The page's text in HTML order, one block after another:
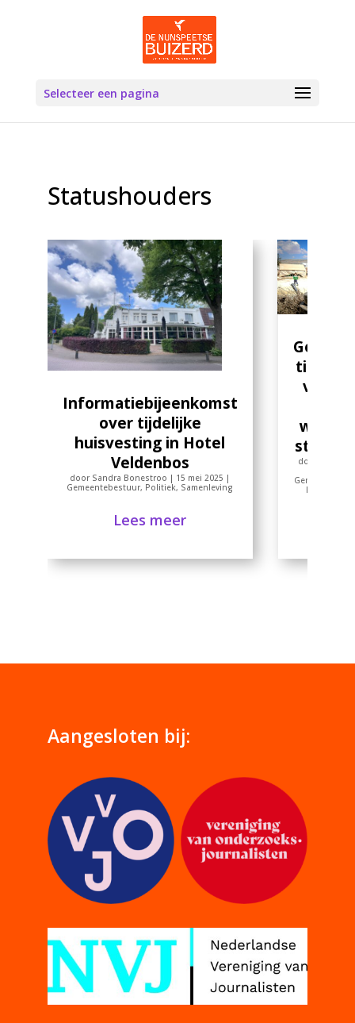
Selecteer een pagina
Statushouders
Informatiebijeenkomst
over tijdelijke
huisvesting in Hotel
Veldenbos
door Sandra Bonestroo | 15 mei 2025 |
Gemeentebestuur, Politiek, Samenleving
Lees meer
tikt
door
Provincie
Aangesloten bij: